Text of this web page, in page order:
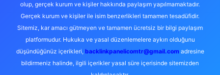
olup, gerçek kurum ve kişiler hakkında paylaşım yapılmamaktadır.
Gerçek kurum ve kişiler ile isim benzerlikleri tamamen tesadüfidir.
Sitemiz, kar amacı gütmeyen ve tamamen ücretsiz bir bilgi paylaşım
platformudur. Hukuka ve yasal düzenlemelere aykırı olduğunu
düşündüğünüz içerikleri, backlinkpanelicomtr@gmail.comadresine
bildirmeniz halinde, ilgili içerikler yasal süre içerisinde sitemizden